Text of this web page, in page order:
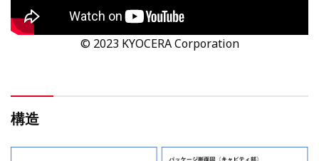
© 2023 KYOCERA Corporation
構造